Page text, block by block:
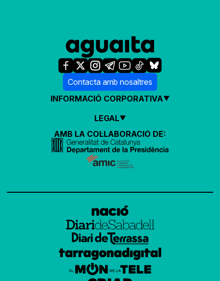
Contacta amb nosaltres
INFORMACIÓ CORPORATIVA
LEGAL
AMB LA COL·LABORACIÓ DE: